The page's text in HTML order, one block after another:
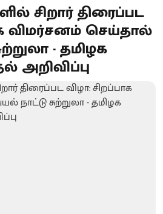
சிறார் திரைப்பட
விமர்சனம் செய்தால்
- தமிழக
அறிவிப்பு